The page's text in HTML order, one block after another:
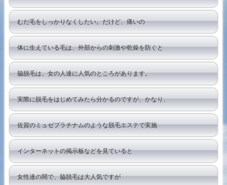
むだ毛をしっかりなくしたい。だけど、痛いの
体に生えている毛は、外部からの刺激や乾燥を防ぐと
脇脱毛は、女の人達に人気のところがあります。
実際に脱毛をはじめてみたら分かるのですが、かなり、
佐賀のミュゼプラチナムのような脱毛エステで実施
インターネットの掲示板などを見ていると
女性達の間で、脇脱毛は大人気ですが